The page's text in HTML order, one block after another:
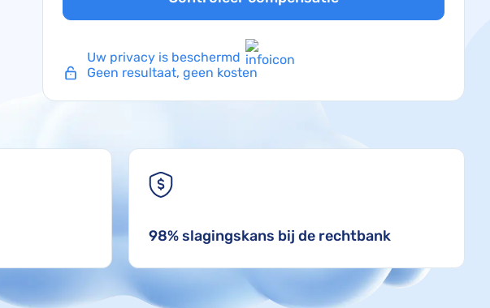
Uw privacy is beschermd
Geen resultaat, geen kosten
98% slagingskans bij de rechtbank